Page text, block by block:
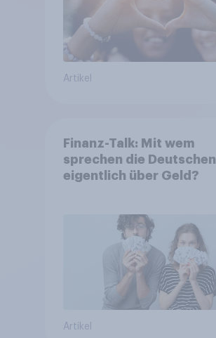
Artikel
Finanz-Talk: Mit wem
sprechen die Deutschen
eigentlich über Geld?
Artikel